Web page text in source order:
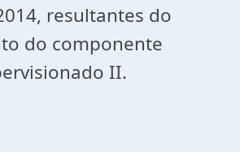
resultantes do
do componente
II.